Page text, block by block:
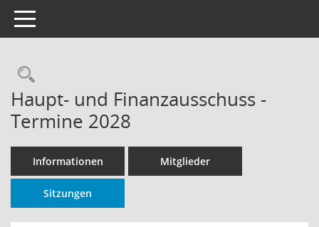
Toggle navigation
Rechercheauswahl
Haupt- und Finanzausschuss -
Termine 2028
Informationen Mitglieder
Sitzungen